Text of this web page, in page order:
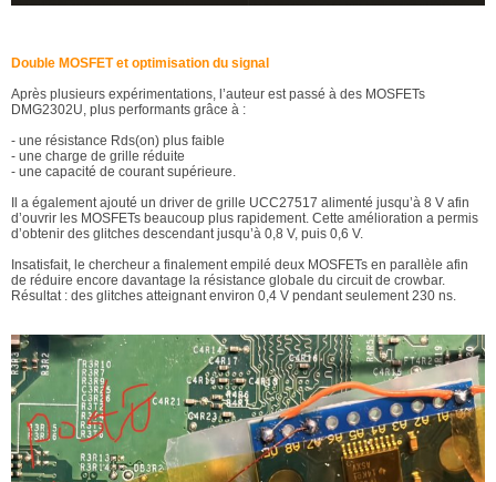
Double MOSFET et optimisation du signal
Après plusieurs expérimentations, l’auteur est passé à des MOSFETs
DMG2302U, plus performants grâce à :
- une résistance Rds(on) plus faible
- une charge de grille réduite
- une capacité de courant supérieure.
Il a également ajouté un driver de grille UCC27517 alimenté jusqu’à 8 V afin
d’ouvrir les MOSFETs beaucoup plus rapidement. Cette amélioration a permis
d’obtenir des glitches descendant jusqu’à 0,8 V, puis 0,6 V.
Insatisfait, le chercheur a finalement empilé deux MOSFETs en parallèle afin
de réduire encore davantage la résistance globale du circuit de crowbar.
Résultat : des glitches atteignant environ 0,4 V pendant seulement 230 ns.